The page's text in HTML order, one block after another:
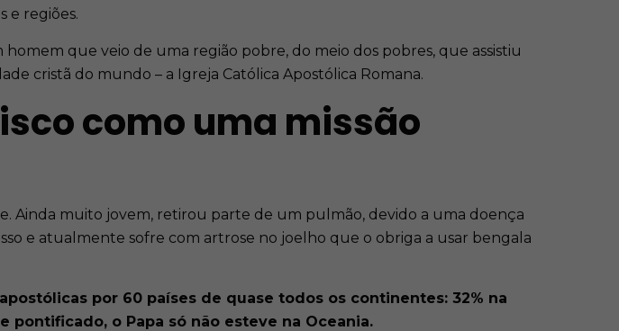
e regiões.
homem que veio de uma região pobre, do meio dos pobres, que assistiu
cristã do mundo – a Igreja Católica Apostólica Romana.
como uma missão
Ainda muito jovem, retirou parte de um pulmão, devido a uma doença
e atualmente sofre com artrose no joelho que o obriga a usar bengala
por 60 países de quase todos os continentes: 32% na
pontificado, o Papa só não esteve na Oceania.